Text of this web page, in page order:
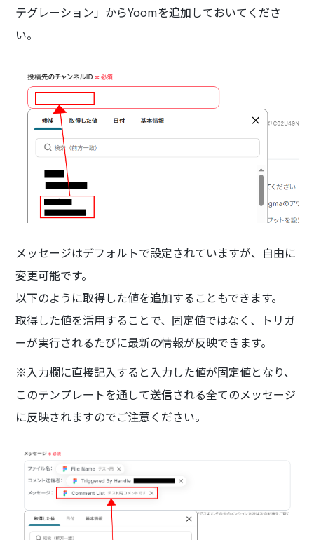
テグレーション」からYoomを追加しておいてくださ
い。
メッセージはデフォルトで設定されていますが、自由に
変更可能です。
以下のように取得した値を追加することもできます。
取得した値を活用することで、固定値ではなく、トリガ
ーが実行されるたびに最新の情報が反映できます。
※入力欄に直接記入すると入力した値が固定値となり、
このテンプレートを通して送信される全てのメッセージ
に反映されますのでご注意ください。